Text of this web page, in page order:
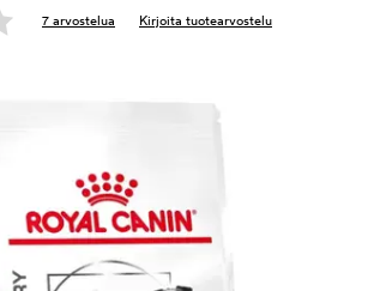
7 arvostelua Kirjoita tuotearvostelu